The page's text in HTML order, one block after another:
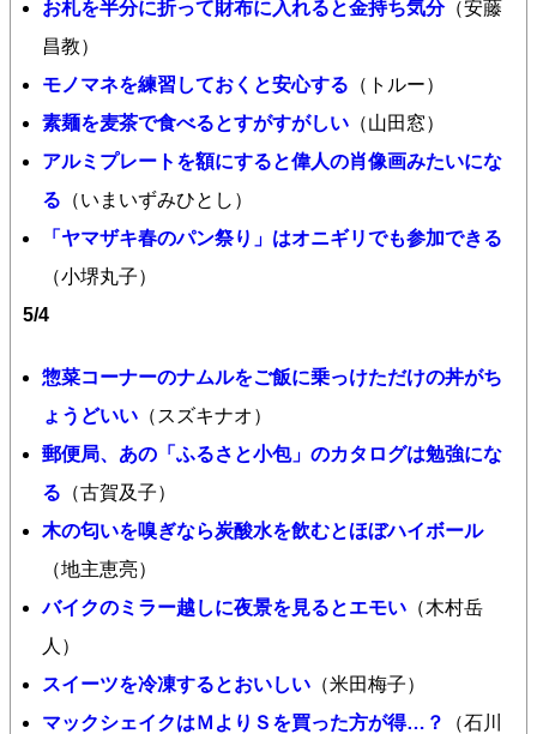
お札を半分に折って財布に入れると金持ち気分（安藤
昌教）
モノマネを練習しておくと安心する （トルー）
素麺を麦茶で食べるとすがすがしい （山田窓）
アルミプレートを額にすると偉人の肖像画みたいにな
る （いまいずみひとし）
「ヤマザキ春のパン祭り」はオニギリでも参加できる
（小堺丸子）
5/4
惣菜コーナーのナムルをご飯に乗っけただけの丼がち
ょうどいい （スズキナオ）
郵便局、あの「ふるさと小包」のカタログは勉強にな
る （古賀及子）
木の匂いを嗅ぎなら炭酸水を飲むとほぼハイボール
（地主恵亮）
バイクのミラー越しに夜景を見るとエモい （木村岳
人）
スイーツを冷凍するとおいしい （米田梅子）
マックシェイクはＭよりＳを買った方が得…？
（石川